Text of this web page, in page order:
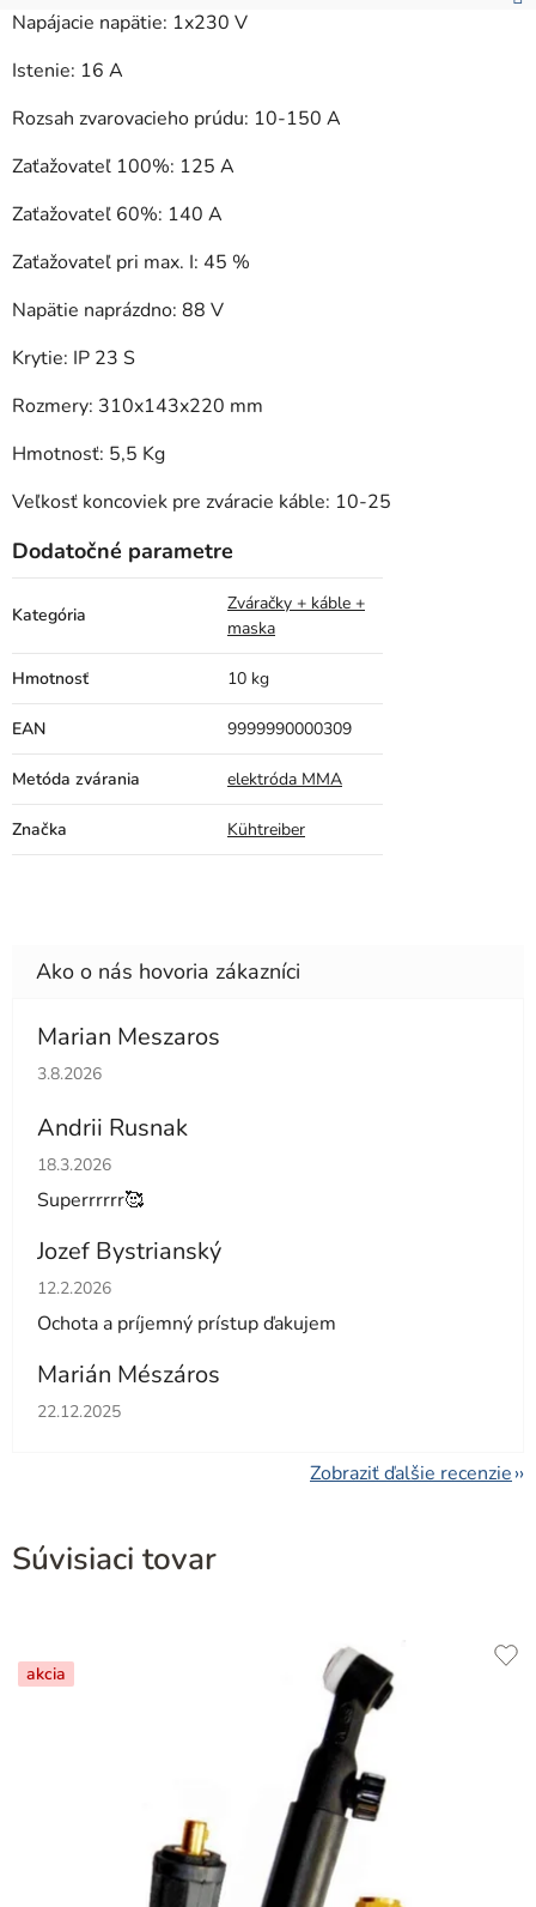
Napájacie napätie: 1x230 V
Istenie: 16 A
Rozsah zvarovacieho prúdu: 10-150 A
Zaťažovateľ 100%: 125 A
Zaťažovateľ 60%: 140 A
Zaťažovateľ pri max. I: 45 %
Napätie naprázdno: 88 V
Krytie: IP 23 S
Rozmery: 310x143x220 mm
Hmotnosť: 5,5 Kg
Veľkosť koncoviek pre zváracie káble: 10-25
Dodatočné parametre
Kategória
Zváračky + káble +
maska
Hmotnosť 10 kg
EAN 9999990000309
Metóda zvárania elektróda MMA
Značka Kühtreiber
Marian Meszaros
Hodnotenie obchodu je 5 z 5 hviezdičiek.
3.8.2026
Andrii Rusnak
Hodnotenie obchodu je 5 z 5 hviezdičiek.
18.3.2026
Superrrrrr🥰
Jozef Bystrianský
Hodnotenie obchodu je 5 z 5 hviezdičiek.
12.2.2026
Ochota a príjemný prístup ďakujem
Marián Mészáros
Hodnotenie obchodu je 5 z 5 hviezdičiek.
22.12.2025
Zobraziť ďalšie recenzie
Súvisiaci tovar
akcia